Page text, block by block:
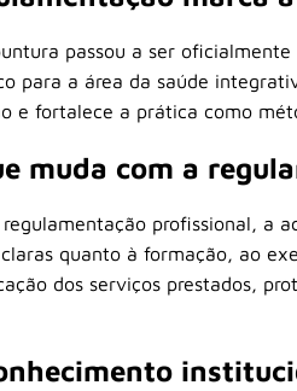
passou a ser
para a área da saúde
e fortalece a prática como
muda com a
regulamentação profissional, a
quanto à formação, ao
dos serviços prestados,